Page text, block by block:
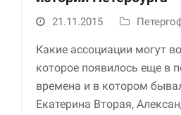
21.11.2015
Какие ассоциации могут
которое появилось еще в
времена и в котором
Екатерина Вторая,